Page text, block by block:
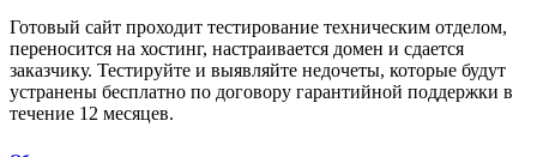
Готовый сайт проходит тестирование техническим отделом,
переносится на хостинг, настраивается домен и сдается
заказчику. Тестируйте и выявляйте недочеты, которые будут
устранены бесплатно по договору гарантийной поддержки в
течение 12 месяцев.